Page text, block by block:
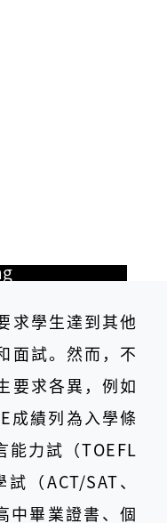
求學生達到其他
面試。然而，不
要求各異，例如
成績列為入學條
力試（TOEFL
（ACT/SAT、
中畢業證書、個